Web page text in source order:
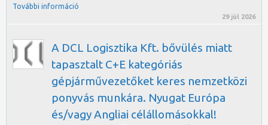
További információ
29 júl 2026
A DCL Logisztika Kft. bővülés miatt
tapasztalt C+E kategóriás
gépjárművezetőket keres nemzetközi
ponyvás munkára. Nyugat Európa
és/vagy Angliai célállomásokkal!